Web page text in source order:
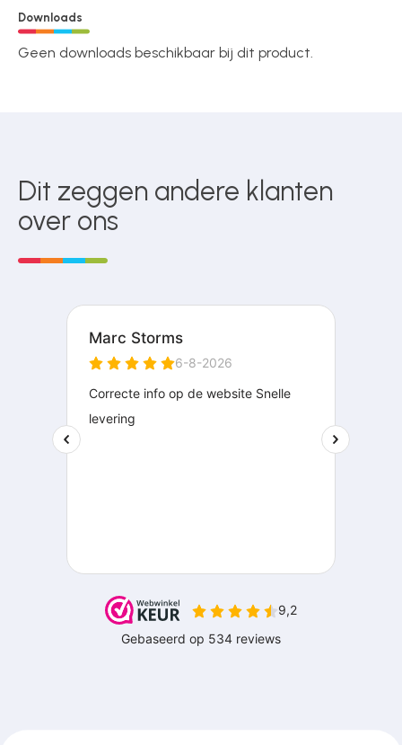
Downloads
Geen downloads beschikbaar bij dit product.
Dit zeggen andere klanten
over ons